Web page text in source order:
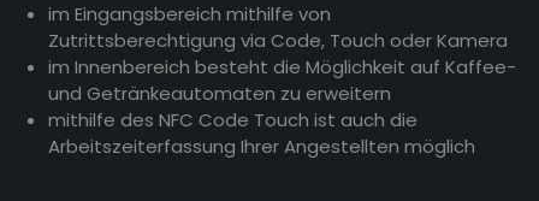
im Eingangsbereich mithilfe von
Zutrittsberechtigung via Code, Touch oder Kamera
im Innenbereich besteht die Möglichkeit auf Kaffee-
und Getränkeautomaten zu erweitern
mithilfe des NFC Code Touch ist auch die
Arbeitszeiterfassung Ihrer Angestellten möglich